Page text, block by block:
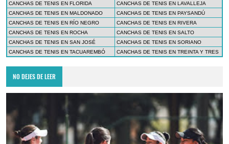
CANCHAS DE TENIS EN FLORIDA
CANCHAS DE TENIS EN LAVALLEJA
CANCHAS DE TENIS EN MALDONADO
CANCHAS DE TENIS EN PAYSANDÚ
CANCHAS DE TENIS EN RÍO NEGRO
CANCHAS DE TENIS EN RIVERA
CANCHAS DE TENIS EN ROCHA
CANCHAS DE TENIS EN SALTO
CANCHAS DE TENIS EN SAN JOSÉ
CANCHAS DE TENIS EN SORIANO
CANCHAS DE TENIS EN TACUAREMBÓ
CANCHAS DE TENIS EN TREINTA Y TRES
NO DEJES DE LEER